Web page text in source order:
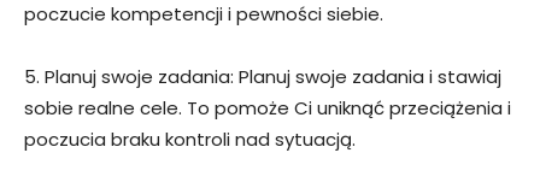
poczucie kompetencji i pewności siebie.
5. Planuj swoje zadania: Planuj swoje zadania i stawiaj
sobie realne cele. To pomoże Ci uniknąć przeciążenia i
poczucia braku kontroli nad sytuacją.